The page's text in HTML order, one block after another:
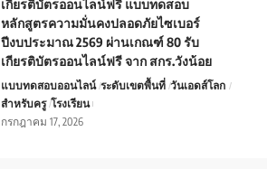
เกียรติบัตรออนไลน์ฟรี แบบทดสอบ
หลักสูตรความมั่นคงปลอดภัยไซเบอร์
ปีงบประมาณ 2569 ผ่านเกณฑ์ 80 รับ
เกียรติบัตรออนไลน์ฟรี จาก สกร.วังน้อย
แบบทดสอบออนไลน์ ระดับเขตพื้นที่ วันเอดส์โลก
สำหรับครู โรงเรียน
กรกฎาคม 17, 2026